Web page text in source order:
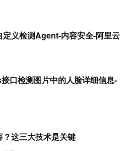
义检测Agent-内容安全-阿里云
口检测图片中的人脸详细信息-
这三大技术是关键